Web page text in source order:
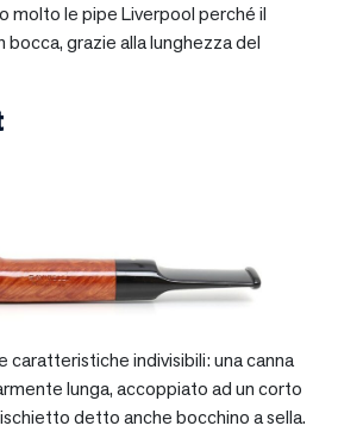
molto le pipe Liverpool perché il
bocca, grazie alla lunghezza del
caratteristiche indivisibili: una canna
lunga, accoppiato ad un corto
detto anche bocchino a sella.